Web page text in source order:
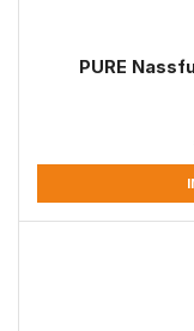
PURE